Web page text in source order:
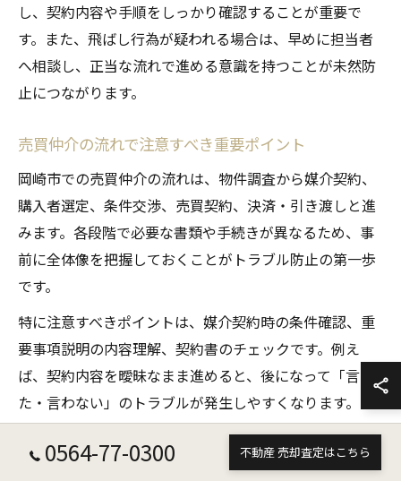
し、契約内容や手順をしっかり確認することが重要で
す。また、飛ばし行為が疑われる場合は、早めに担当者
へ相談し、正当な流れで進める意識を持つことが未然防
止につながります。
売買仲介の流れで注意すべき重要ポイント
岡崎市での売買仲介の流れは、物件調査から媒介契約、
購入者選定、条件交渉、売買契約、決済・引き渡しと進
みます。各段階で必要な書類や手続きが異なるため、事
前に全体像を把握しておくことがトラブル防止の第一歩
です。
特に注意すべきポイントは、媒介契約時の条件確認、重
要事項説明の内容理解、契約書のチェックです。例え
ば、契約内容を曖昧なまま進めると、後になって「言っ
た・言わない」のトラブルが発生しやすくなります。
また、岡崎市特有の地域事情や周辺環境の説明も確認し
ましょう。納得がいかない点があれば、遠慮せずに担当
0564-77-0300 不動産 売却査定はこちら